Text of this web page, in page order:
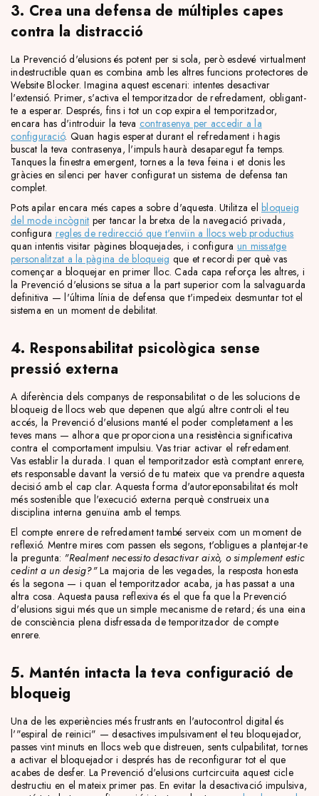
3. Crea una defensa de múltiples capes
contra la distracció
La Prevenció d'elusions és potent per si sola, però esdevé virtualment
indestructible quan es combina amb les altres funcions protectores de
Website Blocker. Imagina aquest escenari: intentes desactivar
l'extensió. Primer, s'activa el temporitzador de refredament, obligant-
te a esperar. Després, fins i tot un cop expira el temporitzador,
encara has d'introduir la teva contrasenya per accedir a la
configuració. Quan hagis esperat durant el refredament i hagis
buscat la teva contrasenya, l'impuls haurà desaparegut fa temps.
Tanques la finestra emergent, tornes a la teva feina i et donis les
gràcies en silenci per haver configurat un sistema de defensa tan
complet.
Pots apilar encara més capes a sobre d'aquesta. Utilitza el bloqueig
del mode incògnit per tancar la bretxa de la navegació privada,
configura regles de redirecció que t'enviïn a llocs web productius
quan intentis visitar pàgines bloquejades, i configura un missatge
personalitzat a la pàgina de bloqueig que et recordi per què vas
començar a bloquejar en primer lloc. Cada capa reforça les altres, i
la Prevenció d'elusions se situa a la part superior com la salvaguarda
definitiva — l'última línia de defensa que t'impedeix desmuntar tot el
sistema en un moment de debilitat.
4. Responsabilitat psicològica sense
pressió externa
A diferència dels companys de responsabilitat o de les solucions de
bloqueig de llocs web que depenen que algú altre controli el teu
accés, la Prevenció d'elusions manté el poder completament a les
teves mans — alhora que proporciona una resistència significativa
contra el comportament impulsiu. Vas triar activar el refredament.
Vas establir la durada. I quan el temporitzador està comptant enrere,
ets responsable davant la versió de tu mateix que va prendre aquesta
decisió amb el cap clar. Aquesta forma d'autoreponsabilitat és molt
més sostenible que l'execució externa perquè construeix una
disciplina interna genuïna amb el temps.
El compte enrere de refredament també serveix com un moment de
reflexió. Mentre mires com passen els segons, t'obligues a plantejar-te
la pregunta: "Realment necessito desactivar això, o simplement estic
cedint a un desig?"La majoria de les vegades, la resposta honesta
és la segona — i quan el temporitzador acaba, ja has passat a una
altra cosa. Aquesta pausa reflexiva és el que fa que la Prevenció
d'elusions sigui més que un simple mecanisme de retard; és una eina
de consciència plena disfressada de temporitzador de compte
enrere.
5. Mantén intacta la teva configuració de
bloqueig
Una de les experiències més frustrants en l'autocontrol digital és
l'"espiral de reinici" — desactives impulsivament el teu bloquejador,
passes vint minuts en llocs web que distreuen, sents culpabilitat, tornes
a activar el bloquejador i després has de reconfigurar tot el que
acabes de desfer. La Prevenció d'elusions curtcircuita aquest cicle
destructiu en el mateix primer pas. En evitar la desactivació impulsiva,